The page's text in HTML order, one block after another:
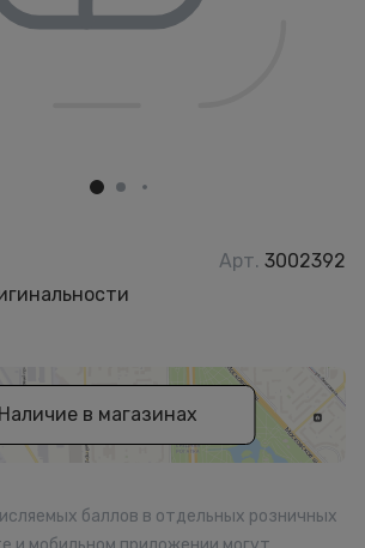
Арт. 3002392
Наличие в магазинах
баллов в отдельных розничных